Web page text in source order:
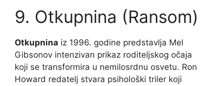
9. Otkupnina (Ransom)
Otkupnina iz 1996. godine predstavlja Mel
Gibsonov intenzivan prikaz roditeljskog očaja
koji se transformira u nemilosrdnu osvetu. Ron
Howard redatelj stvara psihološki triler koji